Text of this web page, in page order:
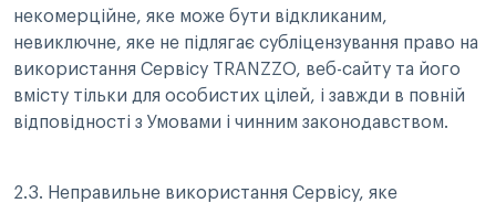
некомерційне, яке може бути відкликаним,
невиключне, яке не підлягає субліцензування право на
використання Сервісу TRANZZO, веб-сайту та його
вмісту тільки для особистих цілей, і завжди в повній
відповідності з Умовами і чинним законодавством.
2.3. Неправильне використання Сервісу, яке